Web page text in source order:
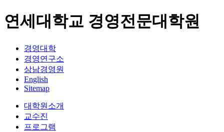
연세대학교 경영전문대학원
경영대학
경영연구소
상남경영원
English
Sitemap
대학원소개
교수진
프로그램